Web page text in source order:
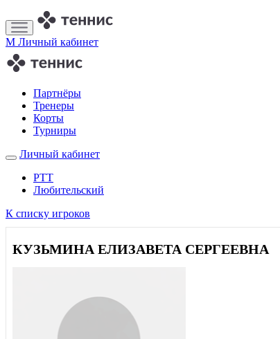
M Личный кабинет
Партнёры
Тренеры
Корты
Турниры
Личный кабинет
РТТ
Любительский
К списку игроков
КУЗЬМИНА ЕЛИЗАВЕТА СЕРГЕЕВНА